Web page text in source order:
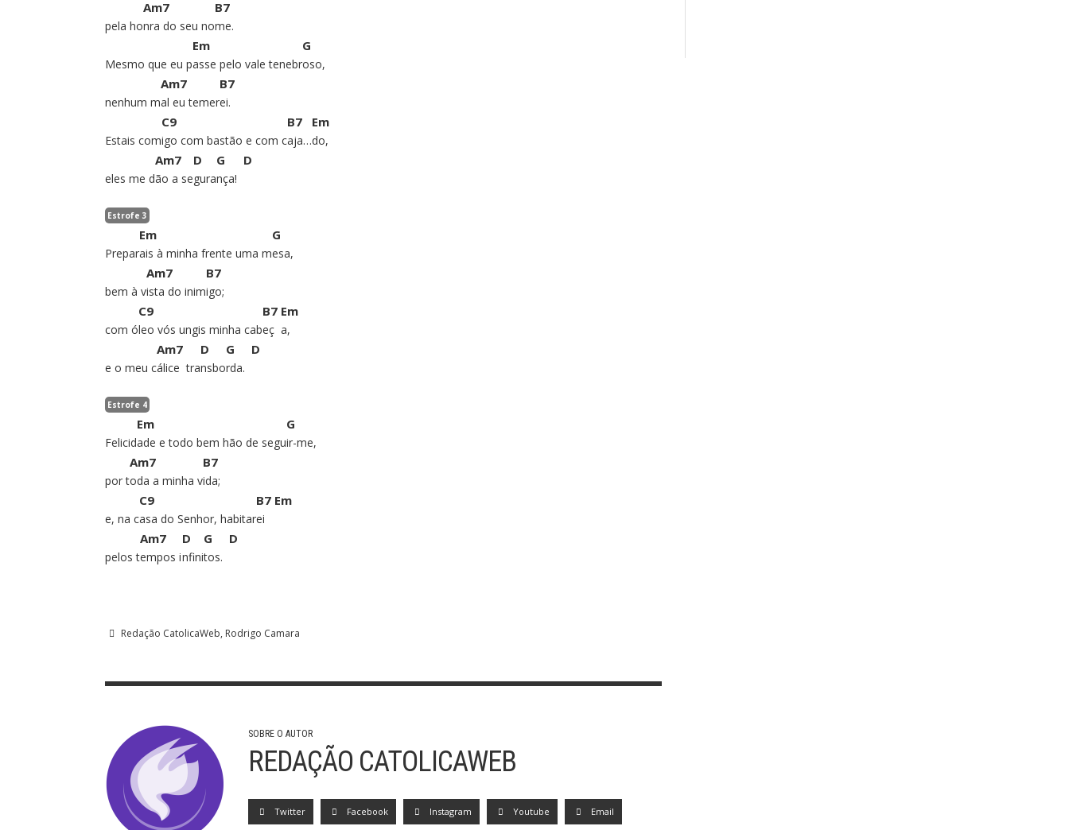
pela ho
Am7
nra do seu no
B7
me.
Mesmo que eu p
Em
asse pelo vale tenebr
G
oso,
nenhum m
Am7
al eu temer
B7
ei.
Estais com
C9
igo com bastão e com c
B7
aja…
Em
do,
eles me d
Am7
ão a se
D
gura
G
nça!
D
Estrofe 3
Prepar
Em
ais à minha frente uma m
G
esa,
bem à v
Am7
ista do inim
B7
igo;
com ó
C9
leo vós ungis minha cab
B7
eç
Em
a,
e o meu c
Am7
álice tra
D
nsbo
G
rda.
D
Estrofe 4
Felicid
Em
ade e todo bem hão de segu
G
ir-me,
por t
Am7
oda a minha v
B7
ida;
e, na c
C9
asa do Senhor, habitar
B7
ei
Em
pelos t
Am7
empos i
D
nfini
G
tos.
D
Redação CatolicaWeb Rodrigo Camara
SOBRE O AUTOR
REDAÇÃO CATOLICAWEB
Twitter Facebook Instagram Youtube Email